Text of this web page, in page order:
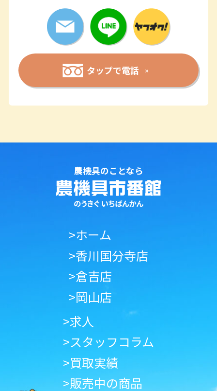
タップで電話
農機具のことなら
>ホーム
>香川国分寺店
>倉吉店
>岡山店
>求人
>スタッフコラム
>買取実績
>販売中の商品